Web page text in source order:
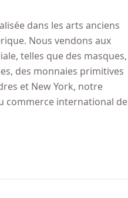
dans les arts anciens
Nous vendons aux
telles que des masques,
des monnaies primitives
et New York, notre
commerce international de